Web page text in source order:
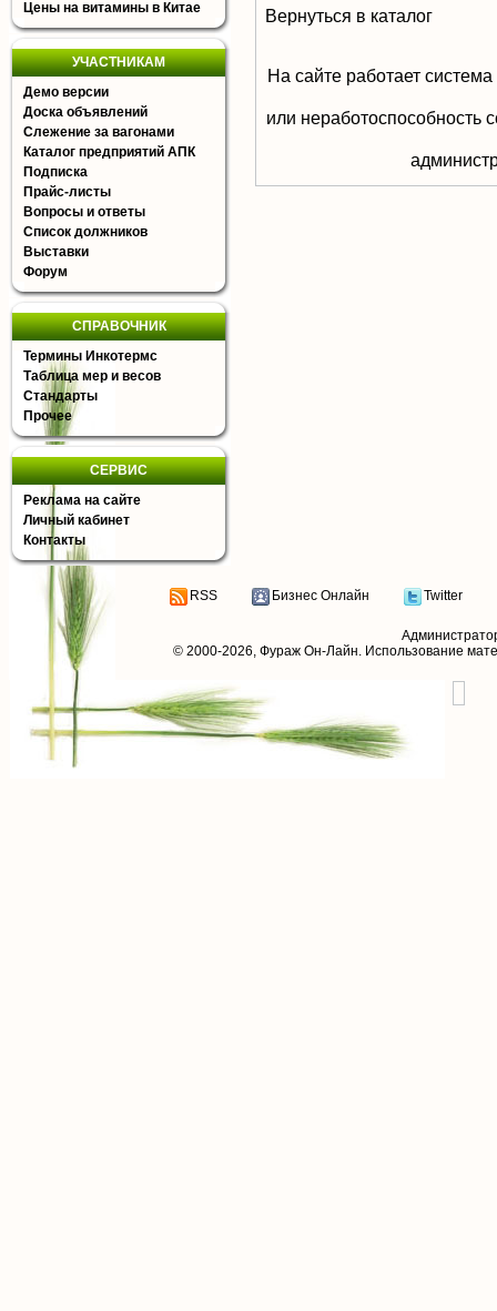
Цены на витамины в Китае
УЧАСТНИКАМ
Демо версии
Доска объявлений
Слежение за вагонами
Каталог предприятий АПК
Подписка
Прайс-листы
Вопросы и ответы
Список должников
Выставки
Форум
СПРАВОЧНИК
Термины Инкотермс
Таблица мер и весов
Стандарты
Прочее
СЕРВИС
Реклама на сайте
Личный кабинет
Контакты
Вернуться в каталог
На сайте работает
или неработоспособность
RSS Бизнес Онлайн Twitter
© 2000-2026, Фураж Он-Лайн. Использование